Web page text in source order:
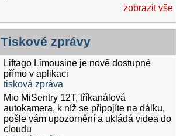
zobrazit vše
Tiskové zprávy
Liftago Limousine je nově dostupné
přímo v aplikaci
tisková zpráva
Mio MiSentry 12T, tříkanálová
autokamera, k níž se připojíte na dálku,
pošle vám upozornění a ukládá videa do
cloudu